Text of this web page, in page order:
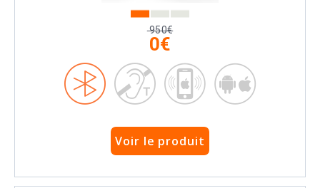
950€
0€
Voir le produit